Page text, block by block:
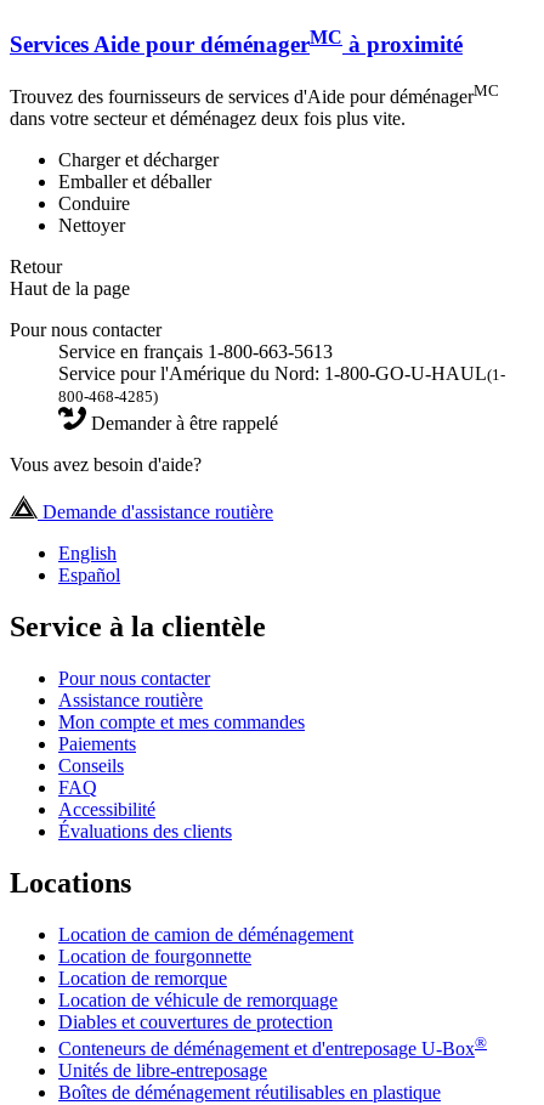
Services Aide pour déménagerMC à proximité
Trouvez des fournisseurs de services d'Aide pour déménagerMC
dans votre secteur et déménagez deux fois plus vite.
Charger et décharger
Emballer et déballer
Conduire
Nettoyer
Retour
Haut de la page
Pour nous contacter
Service en français 1-800-663-5613
Service pour l'Amérique du Nord: 1-800-GO-U-HAUL(1-
800-468-4285)
Demander à être rappelé
Vous avez besoin d'aide?
Demande d'assistance routière
English
Español
Service à la clientèle
Pour nous contacter
Assistance routière
Mon compte et mes commandes
Paiements
Conseils
FAQ
Accessibilité
Évaluations des clients
Locations
Location de camion de déménagement
Location de fourgonnette
Location de remorque
Location de véhicule de remorquage
Diables et couvertures de protection
Conteneurs de déménagement et d'entreposage U-Box®
Unités de libre-entreposage
Boîtes de déménagement réutilisables en plastique